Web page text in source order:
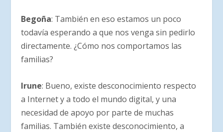
Begoña: También en eso estamos un poco
todavía esperando a que nos venga sin pedirlo
directamente. ¿Cómo nos comportamos las
familias?
Irune: Bueno, existe desconocimiento respecto
a Internet y a todo el mundo digital, y una
necesidad de apoyo por parte de muchas
familias. También existe desconocimiento, a